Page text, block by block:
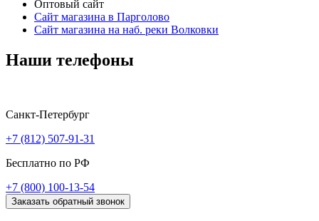
Оптовый сайт
Сайт магазина в Парголово
Сайт магазина на наб. реки Волковки
Наши телефоны
Санкт-Петербург
+7 (812) 507-91-31
Бесплатно по РФ
+7 (800) 100-13-54
Заказать обратный звонок